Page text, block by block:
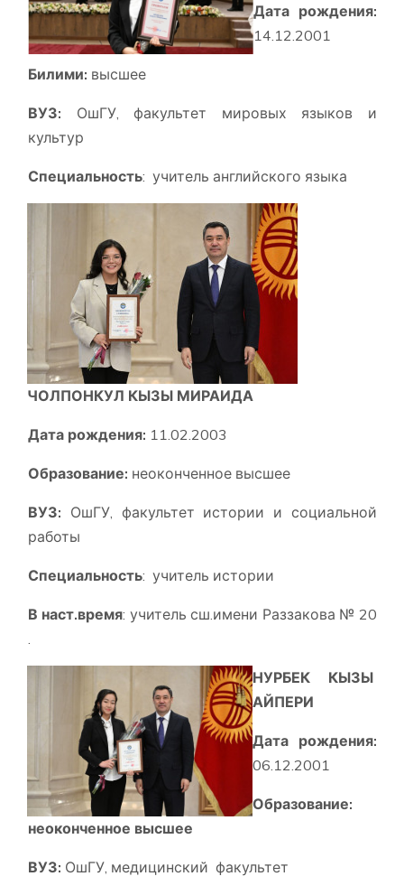
Дата рождения:
14.12.2001
Билими: высшее
ВУЗ: ОшГУ, факультет мировых языков и
культур
Специальность: учитель английского языка
ЧОЛПОНКУЛ КЫЗЫ МИРАИДА
Дата рождения: 11.02.2003
Образование: неоконченное высшее
ВУЗ: ОшГУ, факультет истории и социальной
работы
Специальность: учитель истории
В наст.время: учитель сш.имени Раззакова № 20
НУРБЕК КЫЗЫ
АЙПЕРИ
Дата рождения:
06.12.2001
Образование:
неоконченное высшее
ВУЗ: ОшГУ, медицинский факультет